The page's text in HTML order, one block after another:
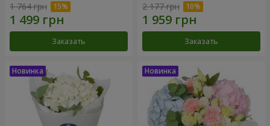
1 764 грн
Заказать
2 177 грн
Заказать